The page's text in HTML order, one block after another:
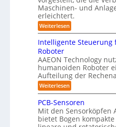
i
k
u
n
d
o
g
i
s
i
k
-
K
l
s
e
5
z
e
r
t
i
h
e
r
B
o
d
e
r
o
b
o
t
i
k
o
b
o
t
n
E
n
c
y
.
h
e
n
a
u
c
i
n
Z
e
i
t
n
v
o
Maschinen- und
erleichtert.
Weiterlesen:
G
e
r
t
e
f
ü
r
S
y
s
t
e
Intelligente Steuerung
Roboter
AAEON Technology
humanoiden Roboter
Aufteilung der
Weiterlesen:
I
t
e
l
PCB-Sensoren
Mit den Sensorköpfen
bietet Bogen